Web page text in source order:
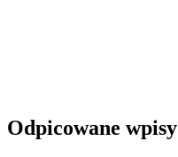
Odpicowane wpisy